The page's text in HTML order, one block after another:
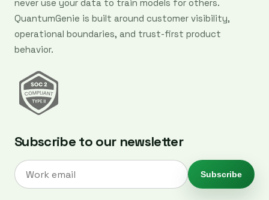
never use your data to train models for others.
QuantumGenie is built around customer visibility,
operational boundaries, and trust-first product
behavior.
Subscribe to our newsletter
Subscribe